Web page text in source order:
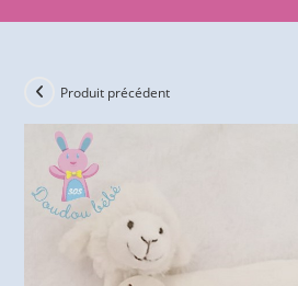
Produit précédent